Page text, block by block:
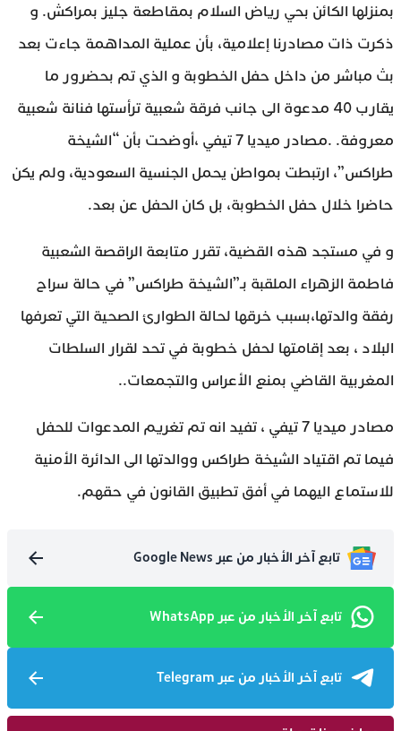
بمنزلها الكائن بحي رياض السلام بمقاطعة جليز بمراكش. و
ذكرت ذات مصادرنا إعلامية، بأن عملية المداهمة جاءت بعد
بث مباشر من داخل حفل الخطوبة و الذي تم بحضرور ما
يقارب 40 مدعوة الى جانب فرقة شعبية ترأستها فنانة شعبية
معروفة. .مصادر ميديا 7 تيفي ،أوضحت بأن “الشيخة
طراكس”، ارتبطت بمواطن يحمل الجنسية السعودية، ولم يكن
حاضرا خلال حفل الخطوبة، بل كان الحفل عن بعد.
و في مستجد هذه القضية، تقرر متابعة الراقصة الشعبية
فاطمة الزهراء الملقبة بـ”الشيخة طراكس” في حالة سراح
رفقة والدتها،بسبب خرقها لحالة الطوارئ الصحية التي تعرفها
البلاد ، بعد إقامتها لحفل خطوبة في تحد لقرار السلطات
المغربية القاضي بمنع الأعراس والتجمعات..
مصادر ميديا 7 تيفي ، تفيد انه تم تغريم المدعوات للحفل
فيما تم اقتياد الشيخة طراكس ووالدتها الى الدائرة الأمنية
للاستماع اليهما في أفق تطبيق القانون في حقهم.
تابع آخر الأخبار من عبر Google News
تابع آخر الأخبار من عبر WhatsApp
تابع آخر الأخبار من عبر Telegram